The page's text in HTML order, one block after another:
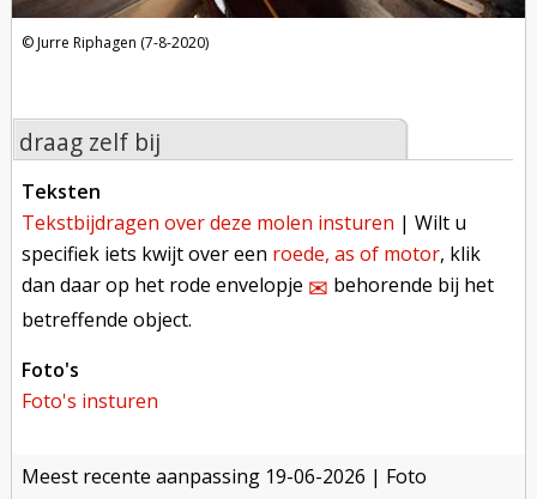
Jurre Riphagen (7-8-2020)
draag zelf bij
teksten
tekstbijdragen over deze molen insturen | Wilt u
specifiek iets kwijt over een roede, as of motor, klik
dan daar op het rode envelopje ✉︎ behorende bij het
betreffende object.
foto's
foto's insturen
meest recente aanpassing 19-06-2026 | Foto